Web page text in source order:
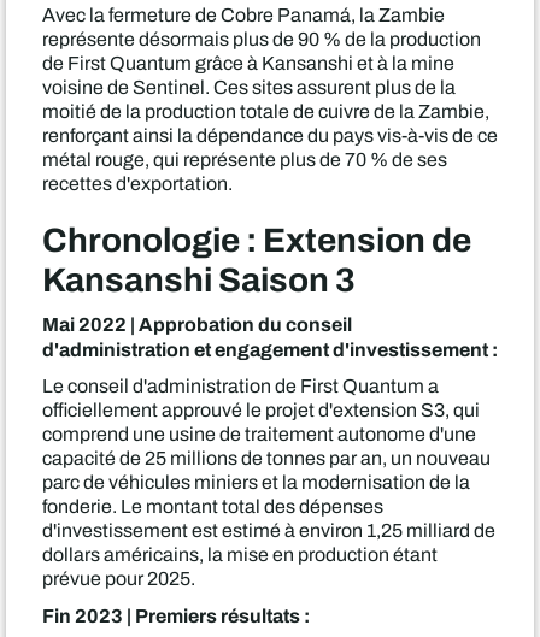
Avec la fermeture de Cobre Panamá, la Zambie
représente désormais plus de 90 % de la production
de First Quantum grâce à Kansanshi et à la mine
voisine de Sentinel. Ces sites assurent plus de la
moitié de la production totale de cuivre de la Zambie,
renforçant ainsi la dépendance du pays vis-à-vis de ce
métal rouge, qui représente plus de 70 % de ses
recettes d'exportation.
Chronologie : Extension de
Kansanshi Saison 3
Mai 2022 | Approbation du conseil
d'administration et engagement d'investissement :
Le conseil d'administration de First Quantum a
officiellement approuvé le projet d'extension S3, qui
comprend une usine de traitement autonome d'une
capacité de 25 millions de tonnes par an, un nouveau
parc de véhicules miniers et la modernisation de la
fonderie. Le montant total des dépenses
d'investissement est estimé à environ 1,25 milliard de
dollars américains, la mise en production étant
prévue pour 2025.
Fin 2023 | Premiers résultats :